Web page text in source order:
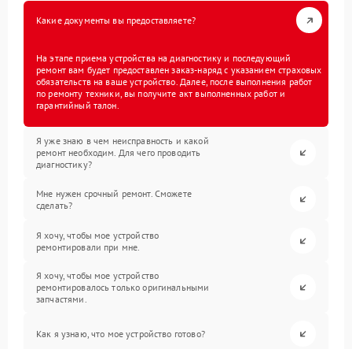
Какие документы вы предоставляете?
На этапе приема устройства на диагностику и последующий
ремонт вам будет предоставлен заказ-наряд с указанием страховых
обязательств на ваше устройство. Далее, после выполнения работ
по ремонту техники, вы получите акт выполненных работ и
гарантийный талон.
Я уже знаю в чем неисправность и какой
ремонт необходим. Для чего проводить
диагностику?
Мне нужен срочный ремонт. Сможете
сделать?
Я хочу, чтобы мое устройство
ремонтировали при мне.
Я хочу, чтобы мое устройство
ремонтировалось только оригинальными
запчастями.
Как я узнаю, что мое устройство готово?